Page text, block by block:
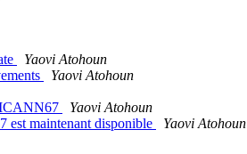
Yaovi Atohoun
Yaovi Atohoun
Yaovi Atohoun
maintenant disponible
Yaovi Atohoun